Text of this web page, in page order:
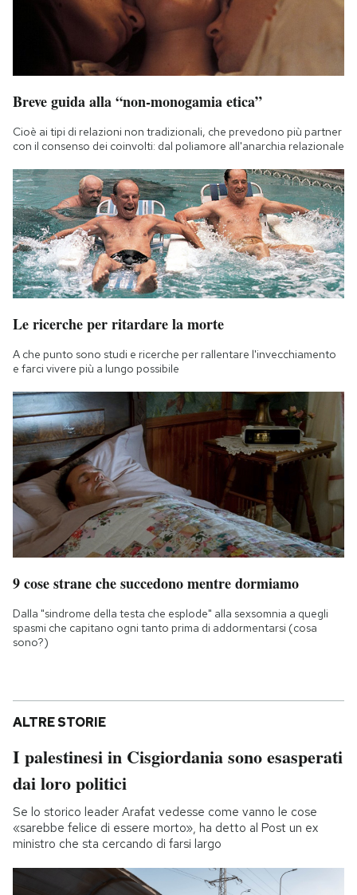
Breve guida alla “non-monogamia etica”
Cioè ai tipi di relazioni non tradizionali, che prevedono più partner
con il consenso dei coinvolti: dal poliamore all'anarchia relazionale
Le ricerche per ritardare la morte
A che punto sono studi e ricerche per rallentare l'invecchiamento
e farci vivere più a lungo possibile
9 cose strane che succedono mentre dormiamo
Dalla "sindrome della testa che esplode" alla sexsomnia a quegli
spasmi che capitano ogni tanto prima di addormentarsi (cosa
sono?)
ALTRE STORIE
I palestinesi in Cisgiordania sono esasperati
dai loro politici
Se lo storico leader Arafat vedesse come vanno le cose
«sarebbe felice di essere morto», ha detto al Post un ex
ministro che sta cercando di farsi largo